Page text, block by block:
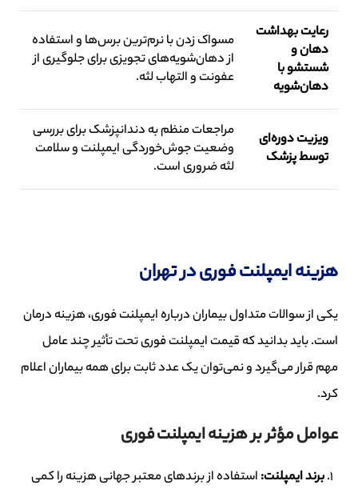
رعایت بهداشت
دهان و
شستشو با
دهان‌شویه
مسواک زدن با نرم‌ترین برس‌ها و استفاده
از دهان‌شویه‌های تجویزی برای جلوگیری از
عفونت و التهاب لثه.
ویزیت دوره‌ای
توسط پزشک
مراجعات منظم به دندانپزشک برای بررسی
وضعیت جوش‌خوردگی ایمپلنت و سلامت
لثه ضروری است.
هزینه ایمپلنت فوری در تهران
یکی از سوالات متداول بیماران درباره ایمپلنت فوری، هزینه درمان
است. باید بدانید که قیمت ایمپلنت فوری تحت تأثیر چند عامل
مهم قرار می‌گیرد و نمی‌توان یک عدد ثابت برای همه بیماران اعلام
کرد.
عوامل مؤثر بر هزینه ایمپلنت فوری
برند ایمپلنت: استفاده از برندهای معتبر جهانی هزینه را کمی